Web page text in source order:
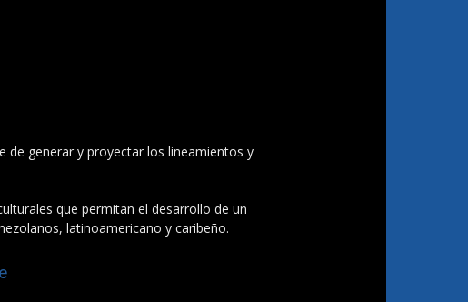
de generar y proyectar los lineamientos y
que permitan el desarrollo de un
latinoamericano y caribeño.